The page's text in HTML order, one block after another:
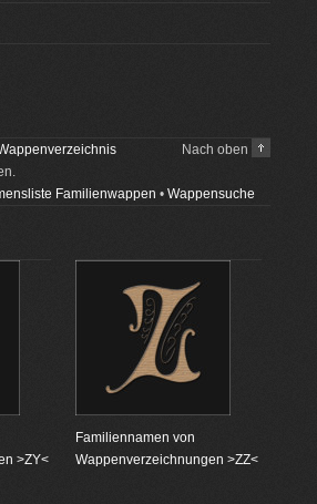
Nach oben
Familienwappen • Wappensuche
>ZY<
Familiennamen von
Wappenverzeichnungen >ZZ<